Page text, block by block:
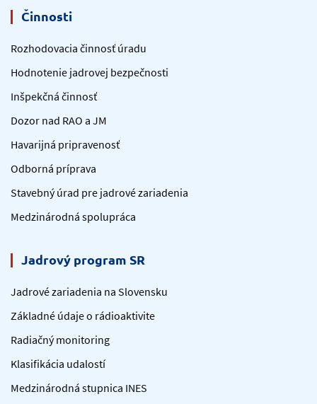
Činnosti
Rozhodovacia činnosť úradu
Hodnotenie jadrovej bezpečnosti
Inšpekčná činnosť
Dozor nad RAO a JM
Havarijná pripravenosť
Odborná príprava
Stavebný úrad pre jadrové zariadenia
Medzinárodná spolupráca
Jadrový program SR
Jadrové zariadenia na Slovensku
Základné údaje o rádioaktivite
Radiačný monitoring
Klasifikácia udalostí
Medzinárodná stupnica INES